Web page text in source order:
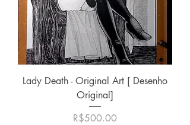
Lady Death - Original Art [ Desenho
Original]
価格
R$500.00